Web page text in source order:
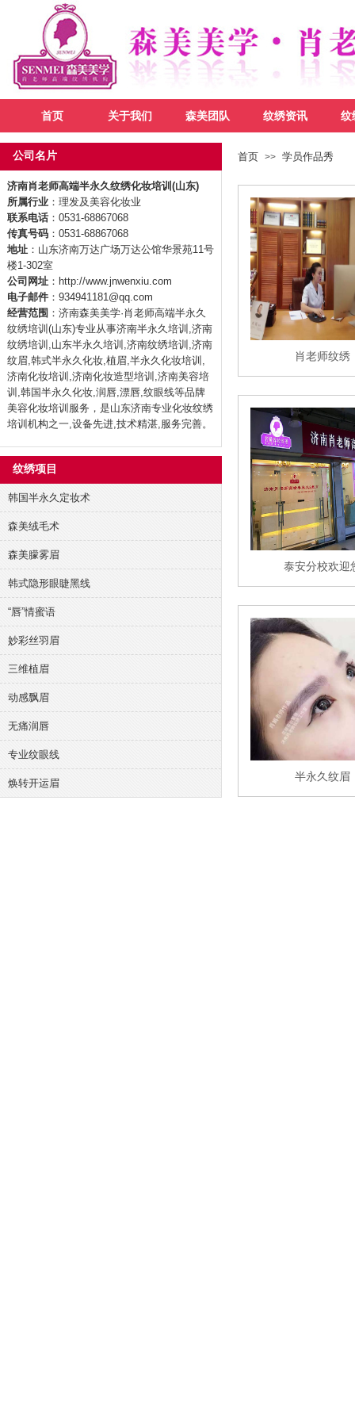
首页 关于我们 森美团队 纹绣资讯 纹
公司名片 首页 >> 学员作品秀
济南肖老师高端半永久纹绣化妆培训(山东)
所属行业 ：理发及美容化妆业
联系电话 ：0531-68867068
传真号码 ：0531-68867068
地址 ：山东济南万达广场万达公馆华景苑11号
楼1-302室
公司网址 ：http://www.jnwenxiu.com
电子邮件 ：934941181@qq.com
经营范围 ：济南森美美学·肖老师高端半永久
纹绣培训(山东)专业从事济南半永久培训,济南
纹绣培训,山东半永久培训,济南纹绣培训,济南
纹眉,韩式半永久化妆,植眉,半永久化妆培训,
济南化妆培训,济南化妆造型培训,济南美容培
训,韩国半永久化妆,润唇,漂唇,纹眼线等品牌
美容化妆培训服务，是山东济南专业化妆纹绣
培训机构之一,设备先进,技术精湛,服务完善。
肖老师纹绣
泰安分校欢迎
半永久纹眉
纹绣项目
韩国半永久定妆术
森美绒毛术
森美朦雾眉
韩式隐形眼睫黑线
“唇”情蜜语
妙彩丝羽眉
三维植眉
动感飘眉
无痛润唇
专业纹眼线
焕转开运眉